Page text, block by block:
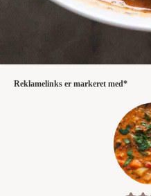
Reklamelinks er markeret med*